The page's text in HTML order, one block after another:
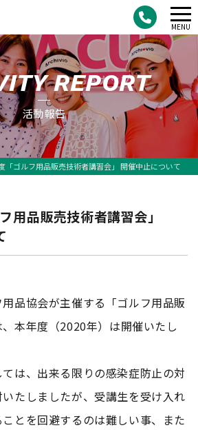
REPORT
活動報告
「ゴルフ用品販売技術者講習会」 開催中止について
用品販売技術者講習会」
用品協会が主催する「ゴルフ用品販
本年度（2020年）は開催いたし
は、出来る限りの感染症防止の対
たしましたが、受講生を受け入れ
とを回避するのは難しい事、また
メ
ニ
ュ
ー
MENU